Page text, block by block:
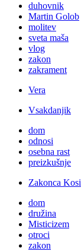
duhovnik
Martin Golob
molitev
sveta maša
vlog
zakon
zakrament
Vera
Vsakdanjik
dom
odnosi
osebna rast
preizkušnje
Zakonca Kosi
dom
družina
Misticizem
otroci
zakon